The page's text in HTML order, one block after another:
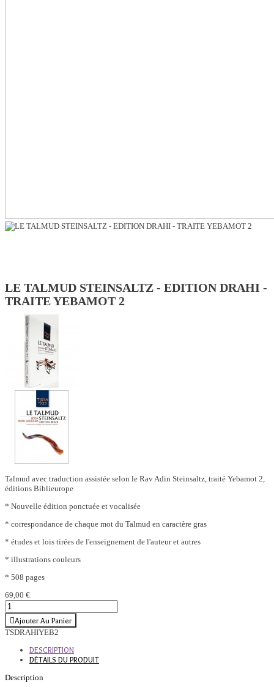
LE TALMUD STEINSALTZ - EDITION DRAHI -
TRAITE YEBAMOT 2
Talmud avec traduction assistée selon le Rav Adin Steinsaltz, traité Yebamot 2,
éditions Biblieurope
* Nouvelle édition ponctuée et vocalisée
* correspondance de chaque mot du Talmud en caractère gras
* études et lois tirées de l'enseignement de l'auteur et autres
* illustrations couleurs
* 508 pages
69,00 €
Ajouter Au Panier
TSDRAHIYEB2
DESCRIPTION
DÉTAILS DU PRODUIT
Description